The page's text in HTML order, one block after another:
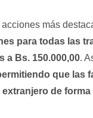
acciones más
para todas las
a Bs. 150.000,00.
que las
extranjero de